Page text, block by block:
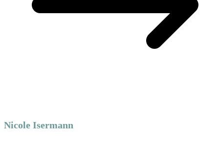
Nicole Isermann